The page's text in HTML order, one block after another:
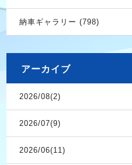
納車ギャラリー (798)
アーカイブ
2026/08(2)
2026/07(9)
2026/06(11)